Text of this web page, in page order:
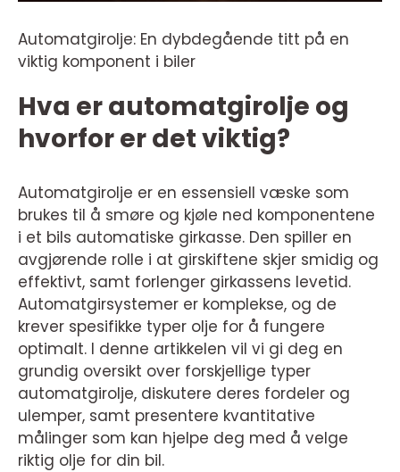
Automatgirolje: En dybdegående titt på en
viktig komponent i biler
Hva er automatgirolje og
hvorfor er det viktig?
Automatgirolje er en essensiell væske som
brukes til å smøre og kjøle ned komponentene
i et bils automatiske girkasse. Den spiller en
avgjørende rolle i at girskiftene skjer smidig og
effektivt, samt forlenger girkassens levetid.
Automatgirsystemer er komplekse, og de
krever spesifikke typer olje for å fungere
optimalt. I denne artikkelen vil vi gi deg en
grundig oversikt over forskjellige typer
automatgirolje, diskutere deres fordeler og
ulemper, samt presentere kvantitative
målinger som kan hjelpe deg med å velge
riktig olje for din bil.